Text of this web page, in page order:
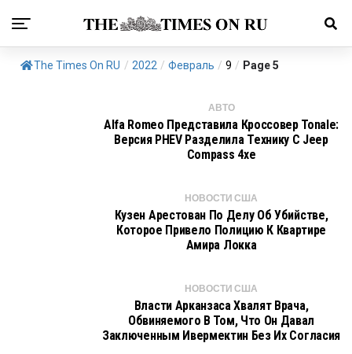
The Times On RU / 2022 / Февраль / 9 / Page 5
АВТО
Alfa Romeo Представила Кроссовер Tonale:
Версия PHEV Разделила Технику С Jeep
Compass 4xe
НОВОСТИ США
Кузен Арестован По Делу Об Убийстве,
Которое Привело Полицию К Квартире
Амира Локка
НОВОСТИ США
Власти Арканзаса Хвалят Врача,
Обвиняемого В Том, Что Он Давал
Заключенным Ивермектин Без Их Согласия